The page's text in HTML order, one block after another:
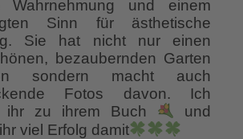
Wahrnehmung und einem
Sinn für ästhetische
Sie hat nicht nur einen
bezaubernden Garten
sondern macht auch
Fotos davon. Ich
ihr zu ihrem Buch
und
viel Erfolg damit